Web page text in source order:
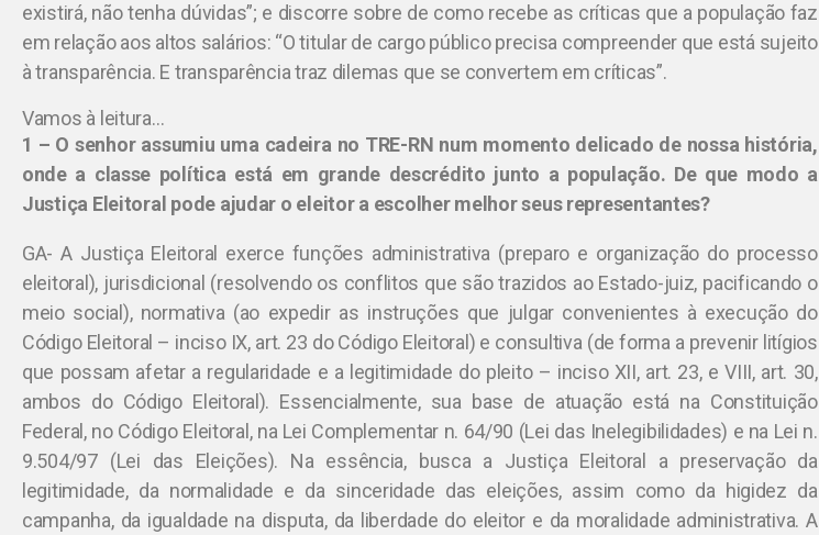
existirá, não tenha dúvidas”; e discorre sobre de como recebe as críticas que a população faz
em relação aos altos salários: “O titular de cargo público precisa compreender que está sujeito
à transparência. E transparência traz dilemas que se convertem em críticas”.
Vamos à leitura…
1 – O senhor assumiu uma cadeira no TRE-RN num momento delicado de nossa história,
onde a classe política está em grande descrédito junto a população. De que modo a
Justiça Eleitoral pode ajudar o eleitor a escolher melhor seus representantes?
GA- A Justiça Eleitoral exerce funções administrativa (preparo e organização do processo
eleitoral), jurisdicional (resolvendo os conflitos que são trazidos ao Estado-juiz, pacificando o
meio social), normativa (ao expedir as instruções que julgar convenientes à execução do
Código Eleitoral – inciso IX, art. 23 do Código Eleitoral) e consultiva (de forma a prevenir litígios
que possam afetar a regularidade e a legitimidade do pleito – inciso XII, art. 23, e VIII, art. 30,
ambos do Código Eleitoral). Essencialmente, sua base de atuação está na Constituição
Federal, no Código Eleitoral, na Lei Complementar n. 64/90 (Lei das Inelegibilidades) e na Lei n.
9.504/97 (Lei das Eleições). Na essência, busca a Justiça Eleitoral a preservação da
legitimidade, da normalidade e da sinceridade das eleições, assim como da higidez da
campanha, da igualdade na disputa, da liberdade do eleitor e da moralidade administrativa. A